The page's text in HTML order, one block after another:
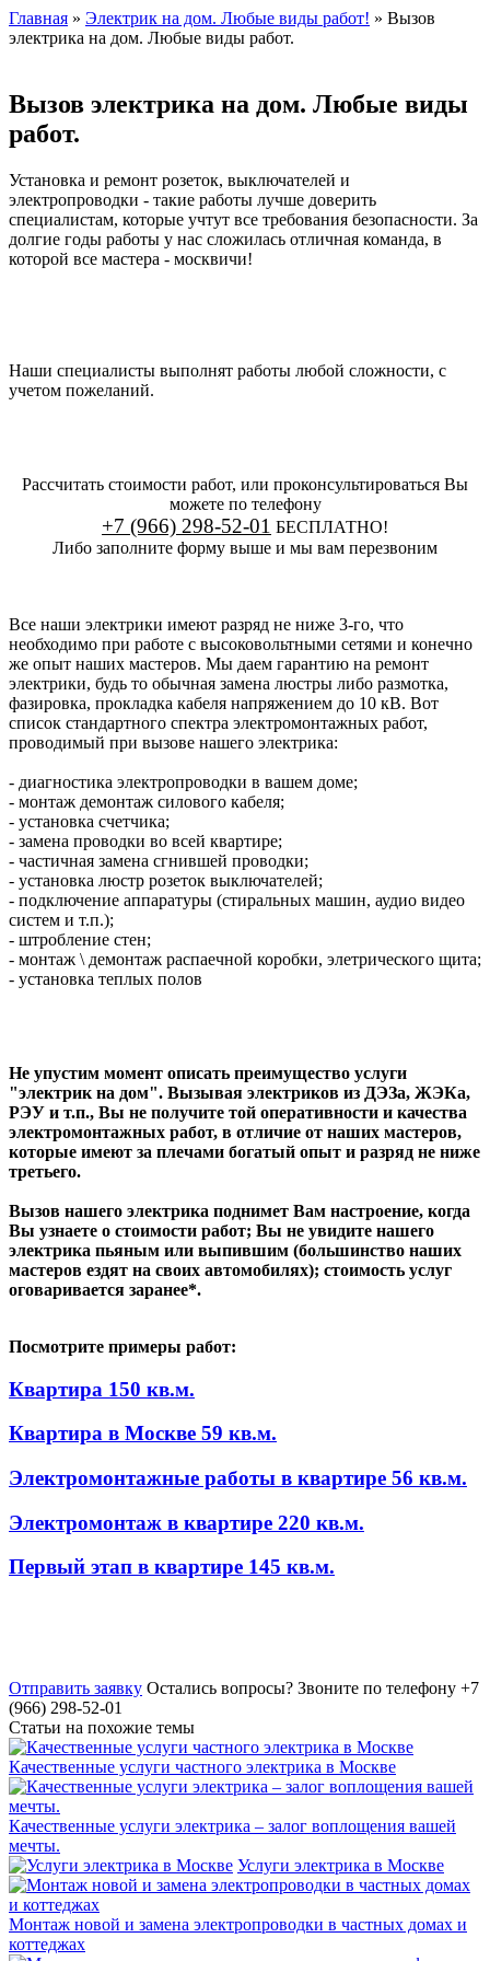
Главная » Электрик на дом. Любые виды работ! » Вызов
электрика на дом. Любые виды работ.
Вызов электрика на дом. Любые виды
работ.
Установка и ремонт розеток, выключателей и
электропроводки - такие работы лучше доверить
специалистам, которые учтут все требования безопасности. За
долгие годы работы у нас сложилась отличная команда, в
которой все мастера - москвичи!
Наши специалисты выполнят работы любой сложности, с
учетом пожеланий.
Рассчитать стоимости работ, или проконсультироваться Вы
можете по телефону
+7 (966) 298-52-01 БЕСПЛАТНО!
Либо заполните форму выше и мы вам перезвоним
Все наши электрики имеют разряд не ниже 3-го, что
необходимо при работе с высоковольтными сетями и конечно
же опыт наших мастеров. Мы даем гарантию на ремонт
электрики, будь то обычная замена люстры либо размотка,
фазировка, прокладка кабеля напряжением до 10 кВ. Вот
список стандартного спектра электромонтажных работ,
проводимый при вызове нашего электрика:
- диагностика электропроводки в вашем доме;
- монтаж демонтаж силового кабеля;
- установка счетчика;
- замена проводки во всей квартире;
- частичная замена сгнившей проводки;
- установка люстр розеток выключателей;
- подключение аппаратуры (стиральных машин, аудио видео
систем и т.п.);
- штробление стен;
- монтаж \ демонтаж распаечной коробки, элетрического щита;
- установка теплых полов
Не упустим момент описать преимущество услуги
"электрик на дом". Вызывая электриков из ДЭЗа, ЖЭКа,
РЭУ и т.п., Вы не получите той оперативности и качества
электромонтажных работ, в отличие от наших мастеров,
которые имеют за плечами богатый опыт и разряд не ниже
третьего.
Вызов нашего электрика поднимет Вам настроение, когда
Вы узнаете о стоимости работ; Вы не увидите нашего
электрика пьяным или выпившим (большинство наших
мастеров ездят на своих автомобилях); стоимость услуг
оговаривается заранее*.
Посмотрите примеры работ:
Квартира 150 кв.м.
Квартира в Москве 59 кв.м.
Электромонтажные работы в квартире 56 кв.м.
Электромонтаж в квартире 220 кв.м.
Первый этап в квартире 145 кв.м.
Отправить заявку Остались вопросы? Звоните по телефону +7
(966) 298-52-01
Статьи на похожие темы
Качественные услуги частного электрика в Москве
Качественные услуги электрика – залог воплощения вашей
мечты.
Услуги электрика в Москве
Монтаж новой и замена электропроводки в частных домах и
коттеджах